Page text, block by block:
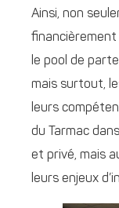
Ainsi, non
financièrement
le pool de
mais surtout,
leurs
du Tarmac
et privé, mais
leurs enjeux